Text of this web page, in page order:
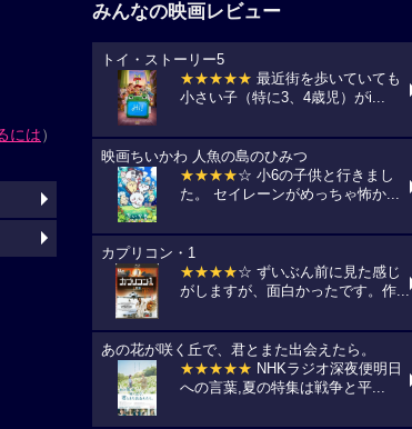
には）
みんなの映画レビュー
トイ・ストーリー5
★★★★★ 最近街を歩いていても
小さい子（特に3、4歳児）がi...
映画ちいかわ 人魚の島のひみつ
★★★★☆ 小6の子供と行きまし
た。 セイレーンがめっちゃ怖か...
カプリコン・1
★★★★☆ ずいぶん前に見た感じ
がしますが、面白かったです。作...
あの花が咲く丘で、君とまた出会えたら。
★★★★★ NHKラジオ深夜便明日
への言葉,夏の特集は戦争と平...